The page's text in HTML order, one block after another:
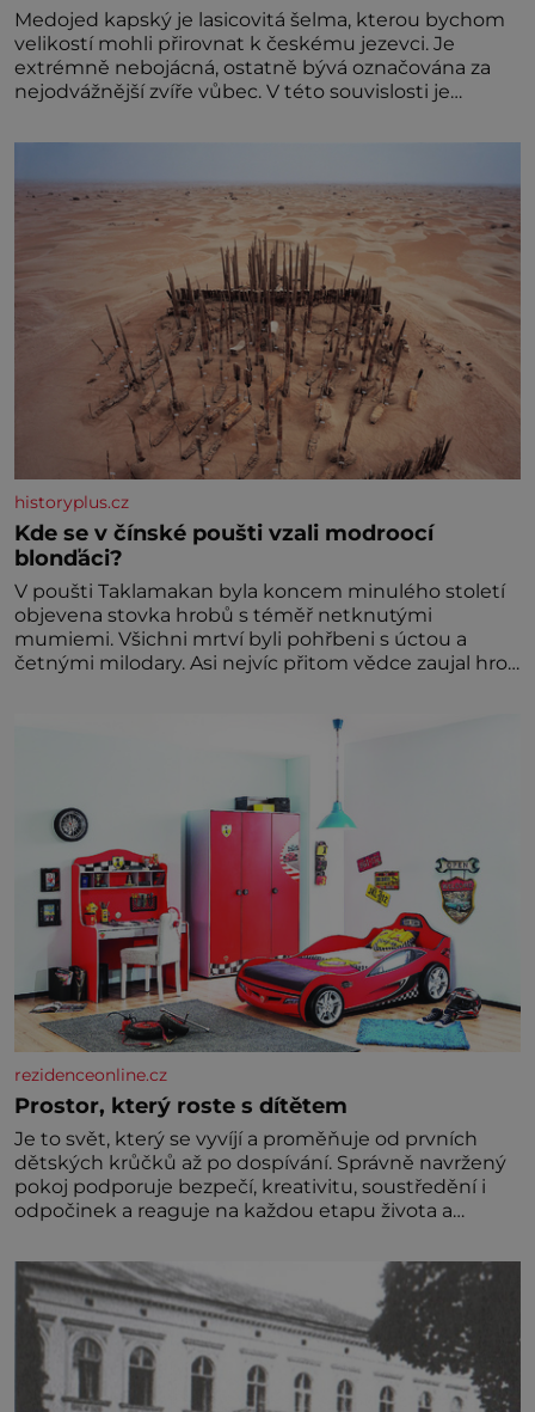
Medojed kapský je lasicovitá šelma, kterou bychom
velikostí mohli přirovnat k českému jezevci. Je
extrémně nebojácná, ostatně bývá označována za
nejodvážnější zvíře vůbec. V této souvislosti je
historyplus.cz
Kde se v čínské poušti vzali modroocí
blonďáci?
V poušti Taklamakan byla koncem minulého století
objevena stovka hrobů s téměř netknutými
mumiemi. Všichni mrtví byli pohřbeni s úctou a
četnými milodary. Asi nejvíc přitom vědce zaujal hrob
dávných lidí nesmírně dobře zachovalá, přičítají
odborníci zdejším klimatickým podmínkám. Sucho,
rezidenceonline.cz
Prostor, který roste s dítětem
Je to svět, který se vyvíjí a proměňuje od prvních
dětských krůčků až po dospívání. Správně navržený
pokoj podporuje bezpečí, kreativitu, soustředění i
odpočinek a reaguje na každou etapu života a
jednoduchost, měkkost a bezpečí, proto by pokoj
miminka měl působit především klidně a útulně.
Předškolní věk je